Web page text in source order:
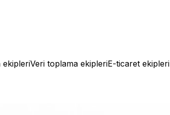
ekipleriVeri toplama ekipleriE-ticaret ekipleri